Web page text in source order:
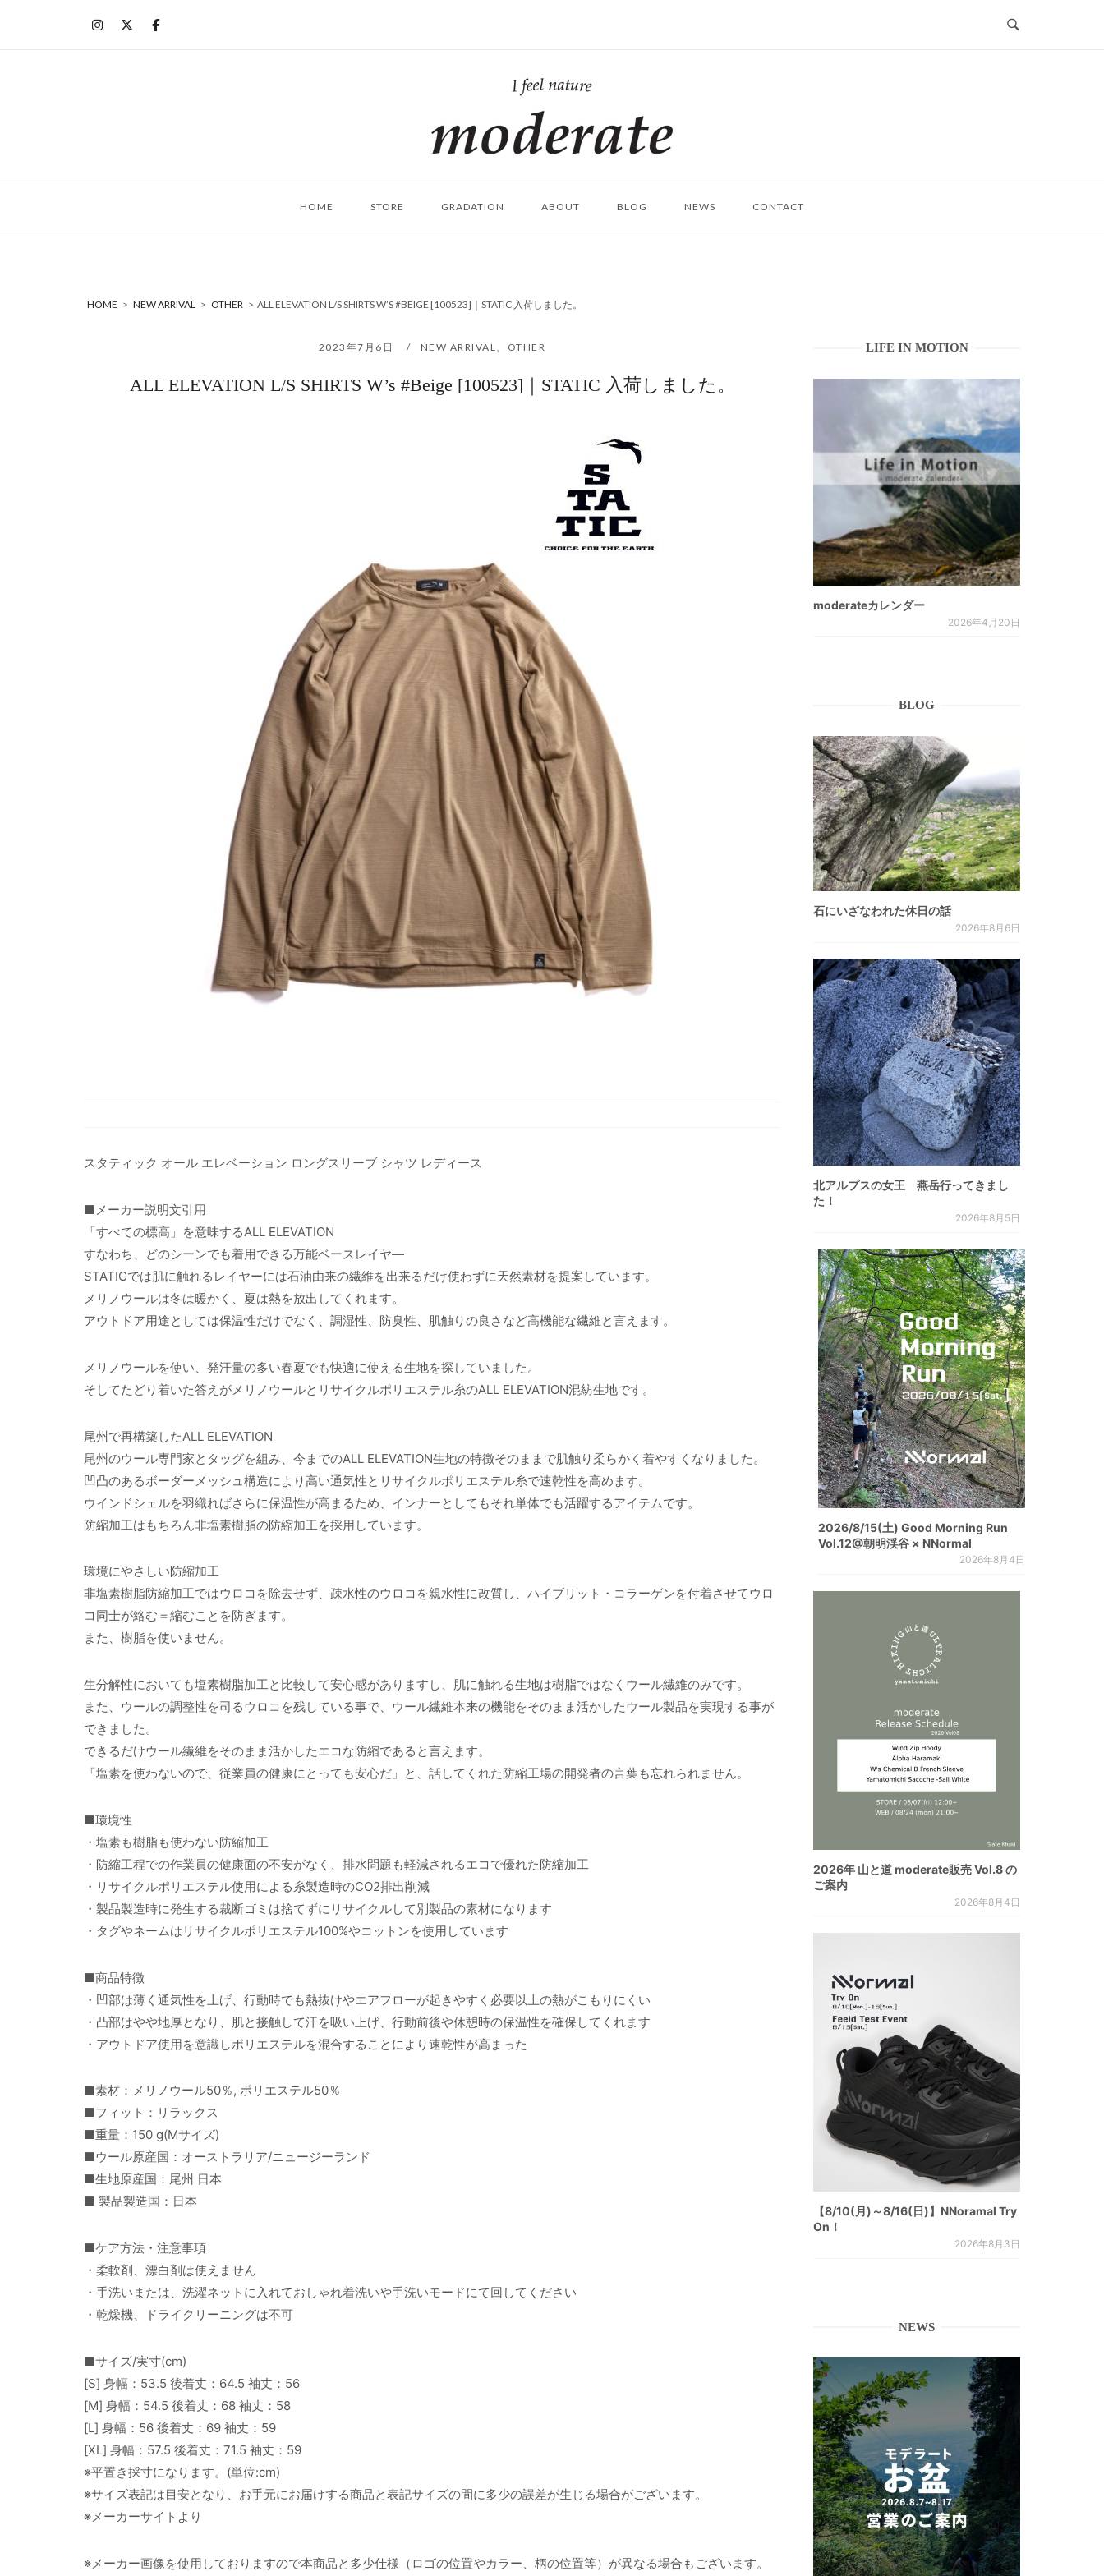
ム
HOME STORE GRADATION ABOUT BLOG NEWS CONTACT
HOME > NEW ARRIVAL > OTHER > ALL ELEVATION L/S SHIRTS W’S #BEIGE [100523]｜STATIC 入荷しました。
2023年7月6日 NEW ARRIVAL、 OTHER
ALL ELEVATION L/S SHIRTS W’s #Beige [100523]｜STATIC 入荷しました。
スタティック オール エレベーション ロングスリーブ シャツ レディース
■メーカー説明文引用
「すべての標高」を意味するALL ELEVATION
すなわち、どのシーンでも着用できる万能ベースレイヤ―
STATICでは肌に触れるレイヤーには石油由来の繊維を出来るだけ使わずに天然素材を提案しています。
メリノウールは冬は暖かく、夏は熱を放出してくれます。
アウトドア用途としては保温性だけでなく、調湿性、防臭性、肌触りの良さなど高機能な繊維と言えます。
メリノウールを使い、発汗量の多い春夏でも快適に使える生地を探していました。
そしてたどり着いた答えがメリノウールとリサイクルポリエステル糸のALL ELEVATION混紡生地です。
尾州で再構築したALL ELEVATION
尾州のウール専門家とタッグを組み、今までのALL ELEVATION生地の特徴そのままで肌触り柔らかく着やすくなりました。
凹凸のあるボーダーメッシュ構造により高い通気性とリサイクルポリエステル糸で速乾性を高めます。
ウインドシェルを羽織ればさらに保温性が高まるため、インナーとしてもそれ単体でも活躍するアイテムです。
防縮加工はもちろん非塩素樹脂の防縮加工を採用しています。
環境にやさしい防縮加工
非塩素樹脂防縮加工ではウロコを除去せず、疎水性のウロコを親水性に改質し、ハイブリット・コラーゲンを付着させてウロ
コ同士が絡む＝縮むことを防ぎます。
また、樹脂を使いません。
生分解性においても塩素樹脂加工と比較して安心感がありますし、肌に触れる生地は樹脂ではなくウール繊維のみです。
また、ウールの調整性を司るウロコを残している事で、ウール繊維本来の機能をそのまま活かしたウール製品を実現する事が
できました。
できるだけウール繊維をそのまま活かしたエコな防縮であると言えます。
「塩素を使わないので、従業員の健康にとっても安心だ」と、話してくれた防縮工場の開発者の言葉も忘れられません。
■環境性
・塩素も樹脂も使わない防縮加工
・防縮工程での作業員の健康面の不安がなく、排水問題も軽減されるエコで優れた防縮加工
・リサイクルポリエステル使用による糸製造時のCO2排出削減
・製品製造時に発生する裁断ゴミは捨てずにリサイクルして別製品の素材になります
・タグやネームはリサイクルポリエステル100%やコットンを使用しています
■商品特徴
・凹部は薄く通気性を上げ、行動時でも熱抜けやエアフローが起きやすく必要以上の熱がこもりにくい
・凸部はやや地厚となり、肌と接触して汗を吸い上げ、行動前後や休憩時の保温性を確保してくれます
・アウトドア使用を意識しポリエステルを混合することにより速乾性が高まった
■素材：メリノウール50％, ポリエステル50％
■フィット：リラックス
■重量：150 g(Mサイズ)
■ウール原産国：オーストラリア/ニュージーランド
■生地原産国：尾州 日本
■ 製品製造国：日本
■ケア方法・注意事項
・柔軟剤、漂白剤は使えません
・手洗いまたは、洗濯ネットに入れておしゃれ着洗いや手洗いモードにて回してください
・乾燥機、ドライクリーニングは不可
■サイズ/実寸(cm)
[S] 身幅：53.5 後着丈：64.5 袖丈：56
[M] 身幅：54.5 後着丈：68 袖丈：58
[L] 身幅：56 後着丈：69 袖丈：59
[XL] 身幅：57.5 後着丈：71.5 袖丈：59
※平置き採寸になります。(単位:cm)
※サイズ表記は目安となり、お手元にお届けする商品と表記サイズの間に多少の誤差が生じる場合がございます。
※メーカーサイトより
※メーカー画像を使用しておりますので本商品と多少仕様（ロゴの位置やカラー、柄の位置等）が異なる場合もございます。
LIFE IN MOTION
moderateカレンダー
2026年4月20日
BLOG
石にいざなわれた休日の話
2026年8月6日
北アルプスの女王 燕岳行ってきまし
た！
2026年8月5日
2026/8/15(土) Good Morning Run
Vol.12@朝明渓谷 × NNormal
2026年8月4日
2026年 山と道 moderate販売 Vol.8 の
ご案内
2026年8月4日
【8/10(月)～8/16(日)】NNoramal Try
On！
2026年8月3日
NEWS